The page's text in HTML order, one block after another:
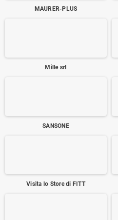
MAURER-PLUS
Mille srl
SANSONE
Visita lo Store di FITT